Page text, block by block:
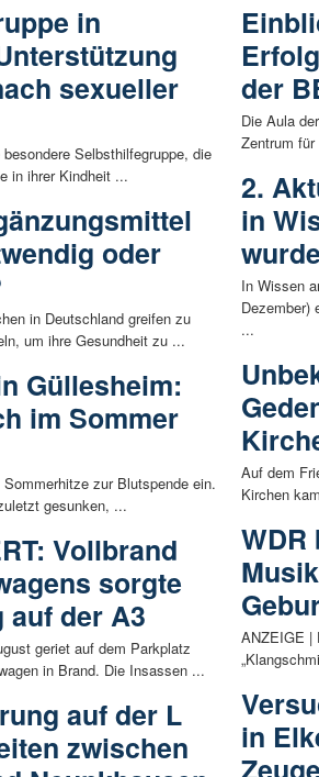
in
sexueller
Selbsthilfegruppe, die
in ihrer Kindheit ...
oder
in Deutschland greifen zu
um ihre Gesundheit zu ...
Güllesheim:
im Sommer
zur Blutspende ein.
gesunken, ...
Vollbrand
sorgte
der A3
geriet auf dem Parkplatz
in Brand. Die Insassen ...
auf der L
zwischen
der
Die Aula
Zentrum
2.
in
In Wissen
Dezember)
...
Auf dem
Kirchen
ANZEIGE |
in